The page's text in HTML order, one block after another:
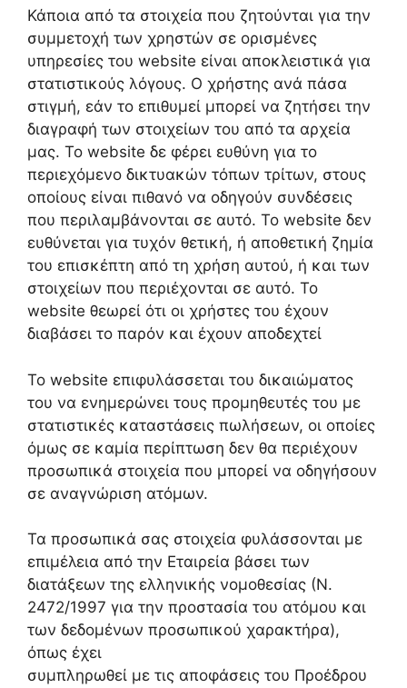
Κάποια από τα στοιχεία που ζητούνται για την
συμμετοχή των χρηστών σε ορισμένες
υπηρεσίες του website είναι αποκλειστικά για
στατιστικούς λόγους. Ο χρήστης ανά πάσα
στιγμή, εάν το επιθυμεί μπορεί να ζητήσει την
διαγραφή των στοιχείων του από τα αρχεία
μας. Το website δε φέρει ευθύνη για το
περιεχόμενο δικτυακών τόπων τρίτων, στους
οποίους είναι πιθανό να οδηγούν συνδέσεις
που περιλαμβάνονται σε αυτό. Το website δεν
ευθύνεται για τυχόν θετική, ή αποθετική ζημία
του επισκέπτη από τη χρήση αυτού, ή και των
στοιχείων που περιέχονται σε αυτό. Το
website θεωρεί ότι οι χρήστες του έχουν
διαβάσει το παρόν και έχουν αποδεχτεί
Το website επιφυλάσσεται του δικαιώματος
του να ενημερώνει τους προμηθευτές του με
στατιστικές καταστάσεις πωλήσεων, οι οποίες
όμως σε καμία περίπτωση δεν θα περιέχουν
προσωπικά στοιχεία που μπορεί να οδηγήσουν
σε αναγνώριση ατόμων.
Τα προσωπικά σας στοιχεία φυλάσσονται με
επιμέλεια από την Εταιρεία βάσει των
διατάξεων της ελληνικής νομοθεσίας (Ν.
2472/1997 για την προστασία του ατόμου και
των δεδομένων προσωπικού χαρακτήρα),
όπως έχει
συμπληρωθεί με τις αποφάσεις του Προέδρου